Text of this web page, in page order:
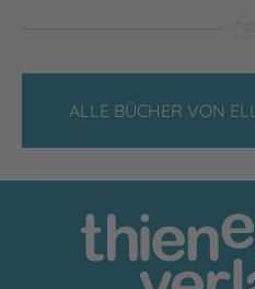
ALLE BÜCHER VON